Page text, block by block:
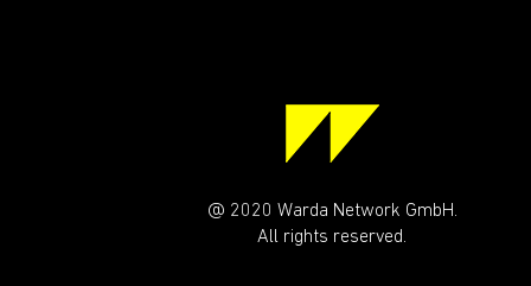
@ 2020 Warda Network GmbH.
All rights reserved.